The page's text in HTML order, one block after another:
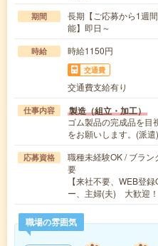
期間
長期【ご応募から1週
能】即日～
時給 時給1150円
交通費
交通費支給有り
仕事内容 製造（組立・加工）
ゴム製品の完成品を目
をお願いします。(派
応募資格
職種未経験OK / ブラ
要
【来社不要、WEB登
ー、主婦(夫) 大歓迎
職場の雰囲気